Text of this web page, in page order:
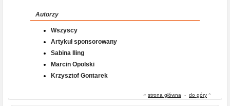
Autorzy
Wszyscy
Artykuł sponsorowany
Sabina Iling
Marcin Opolski
Krzysztof Gontarek
« strona główna - do góry ^